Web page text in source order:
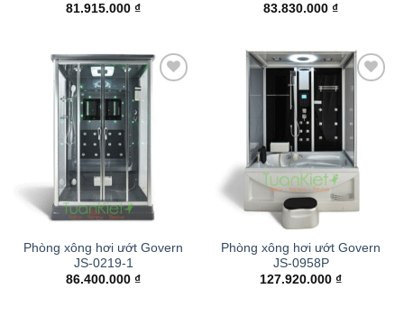
81.915.000 ₫
83.830.000 ₫
Phòng xông hơi ướt Govern
JS-0219-1
86.400.000 ₫
Add to
wishlist
Phòng xông hơi ướt Govern
JS-0958P
127.920.000 ₫